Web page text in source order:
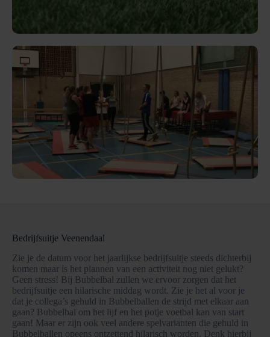
Bedrijfsuitje Veenendaal
Zie je de datum voor het jaarlijkse bedrijfsuitje steeds dichterbij
komen maar is het plannen van een activiteit nog niet gelukt?
Geen stress! Bij Bubbelbal zullen we ervoor zorgen dat het
bedrijfsuitje een hilarische middag wordt. Zie je het al voor je
dat je collega’s gehuld in Bubbelballen de strijd met elkaar aan
gaan? Bubbelbal om het lijf en het potje voetbal kan van start
gaan! Maar er zijn ook veel andere spelvarianten die gehuld in
Bubbelballen opeens ontzettend hilarisch worden. Denk hierbij